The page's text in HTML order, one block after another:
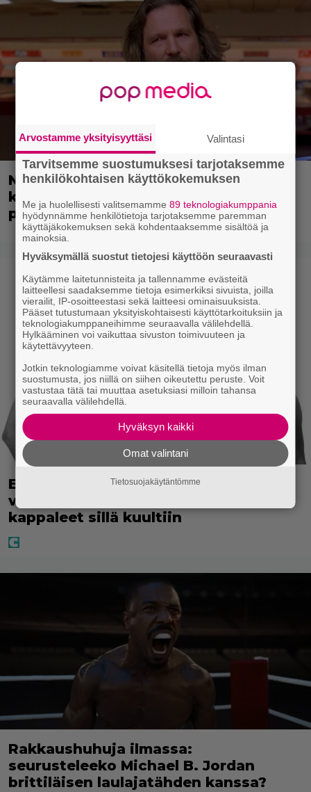
Nyt suoratoistossa: Hulvaton
kulttielokuva – leffan takia
perustettiin uusi uskonto!
Eppu Normaali soitti kaikkien aikojen
viimeisen konserttinsa – nämä
kappaleet sillä kuultiin
Rakkaushuhuja ilmassa:
seurusteleeko Michael B. Jordan
brittiläisen laulajatähden kanssa?
Arvostamme yksityisyyttäsi Valintasi
Tarvitsemme suostumuksesi tarjotaksemme
henkilökohtaisen käyttökokemuksen
Me ja huolellisesti valitsemamme89 teknologiakumppania
hyödynnämme henkilötietoja tarjotaksemme paremman
käyttäjäkokemuksen sekä kohdentaaksemme sisältöä ja
mainoksia.
Hyväksymällä suostut tietojesi käyttöön seuraavasti
Käytämme laitetunnisteita ja tallennamme evästeitä
laitteellesi saadaksemme tietoja esimerkiksi sivuista, joilla
vierailit, IP-osoitteestasi sekä laitteesi ominaisuuksista.
Pääset tutustumaan yksityiskohtaisesti käyttötarkoituksiin ja
teknologiakumppaneihimme seuraavalla välilehdellä.
Hylkääminen voi vaikuttaa sivuston toimivuuteen ja
käytettävyyteen.
Jotkin teknologiamme voivat käsitellä tietoja myös ilman
suostumusta, jos niillä on siihen oikeutettu peruste. Voit
vastustaa tätä tai muuttaa asetuksiasi milloin tahansa
seuraavalla välilehdellä.
Hyväksyn kaikki
Omat valintani
Tietosuojakäytäntömme